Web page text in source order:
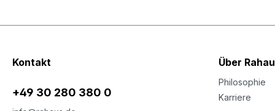
Kontakt
+49 30 280 380 0
Über
Philosophie
Karriere